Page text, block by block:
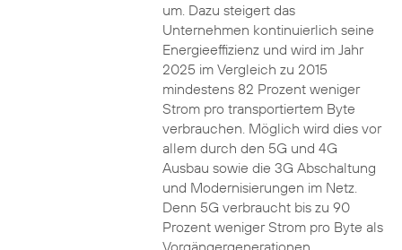
um. Dazu steigert das
Unternehmen kontinuierlich seine
Energieeffizienz und wird im Jahr
2025 im Vergleich zu 2015
mindestens 82 Prozent weniger
Strom pro transportiertem Byte
verbrauchen. Möglich wird dies vor
allem durch den 5G und 4G
Ausbau sowie die 3G Abschaltung
und Modernisierungen im Netz.
Denn 5G verbraucht bis zu 90
Prozent weniger Strom pro Byte als
Vorgängergenerationen.